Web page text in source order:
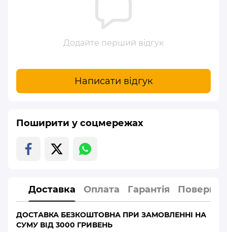
Додайте перший відгук
Написати відгук
Поширити у соцмережах
Доставка Оплата Гарантія
ДОСТАВКА БЕЗКОШТОВНА ПРИ ЗАМОВЛЕННІ НА
СУМУ ВІД 3000 ГРИВЕНЬ